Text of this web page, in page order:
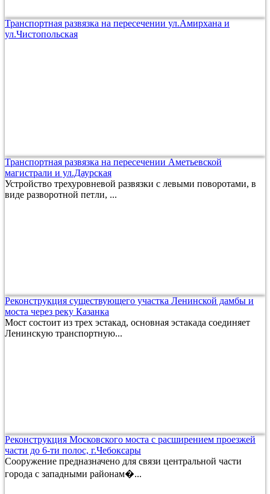
Транспортная развязка на пересечении ул.Амирхана и
ул.Чистопольская
Транспортная развязка на пересечении Аметьевской
магистрали и ул.Даурская
Устройство трехуровневой развязки с левыми поворотами, в
виде разворотной петли, ...
Реконструкция существующего участка Ленинской дамбы и
моста через реку Казанка
Мост состоит из трех эстакад, основная эстакада соединяет
Ленинскую транспортную...
Реконструкция Московского моста с расширением проезжей
части до 6-ти полос, г.Чебоксары
Сооружение предназначено для связи центральной части
города с западными районам�...